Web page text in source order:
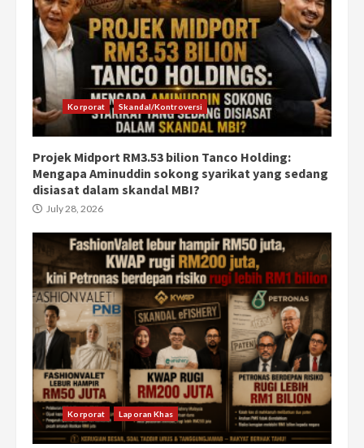
Korporat Skandal/Kontroversi
Projek Midport RM3.53 bilion Tanco Holding:
Mengapa Aminuddin sokong syarikat yang sedang
disiasat dalam skandal MBI?
July 28, 2026
Korporat Laporan Khas